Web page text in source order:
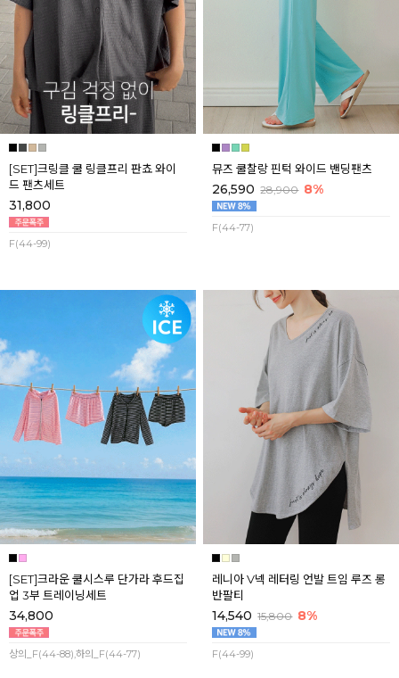
[SET]크링클 쿨 링클프리 판쵸 와이
드 팬츠세트
31,800
F(44-99)
뮤즈 쿨찰랑 핀턱 와이드 밴딩팬츠
26,590 28,900 8%
F(44-77)
[SET]크라운 쿨시스루 단가라 후드집
업 3부 트레이닝세트
34,800
상의_F(44-88),하의_F(44-77)
레니아 V넥 레터링 언발 트임 루즈 롱
반팔티
14,540 15,800 8%
F(44-99)